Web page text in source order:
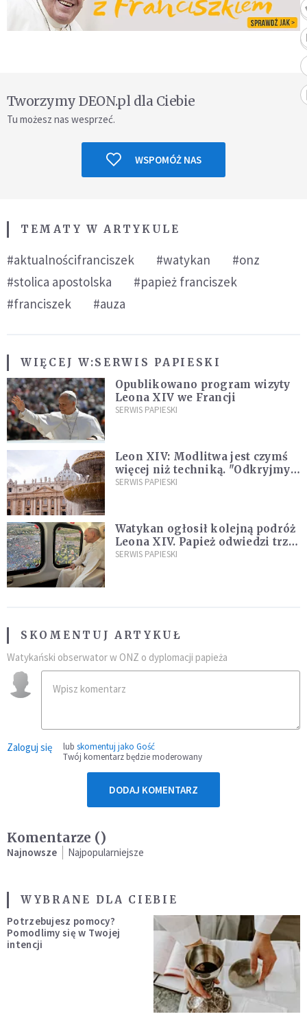
Tworzymy DEON.pl dla Ciebie
Tu możesz nas wesprzeć.
WSPOMÓŻ NAS
TEMATY W ARTYKULE
#aktualnościfranciszek #watykan
#onz
#stolica apostolska
#papież franciszek
#franciszek
#auza
WIĘCEJ W:SERWIS PAPIESKI
Opublikowano program wizyty
Leona XIV we Francji
SERWIS PAPIESKI
Leon XIV: Modlitwa jest czymś
więcej niż techniką. "Odkryjmy
ją na nowo"
SERWIS PAPIESKI
Watykan ogłosił kolejną podróż
Leona XIV. Papież odwiedzi trzy
kraje Ameryki Południowej
SERWIS PAPIESKI
SKOMENTUJ ARTYKUŁ
Watykański obserwator w ONZ o dyplomacji papieża
Zaloguj się lub skomentuj jako Gość
Twój komentarz będzie moderowany
DODAJ KOMENTARZ
Komentarze ()
Najnowsze Najpopularniejsze
WYBRANE DLA CIEBIE
Potrzebujesz pomocy?
Pomodlimy się w Twojej
intencji